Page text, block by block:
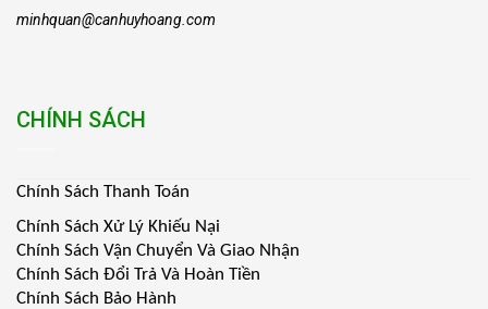
minhquan@canhuyhoang.com
CHÍNH SÁCH
Chính Sách Thanh Toán
Chính Sách Xử Lý Khiếu Nại
Chính Sách Vận Chuyển Và Giao Nhận
Chính Sách Đổi Trả Và Hoàn Tiền
Chính Sách Bảo Hành